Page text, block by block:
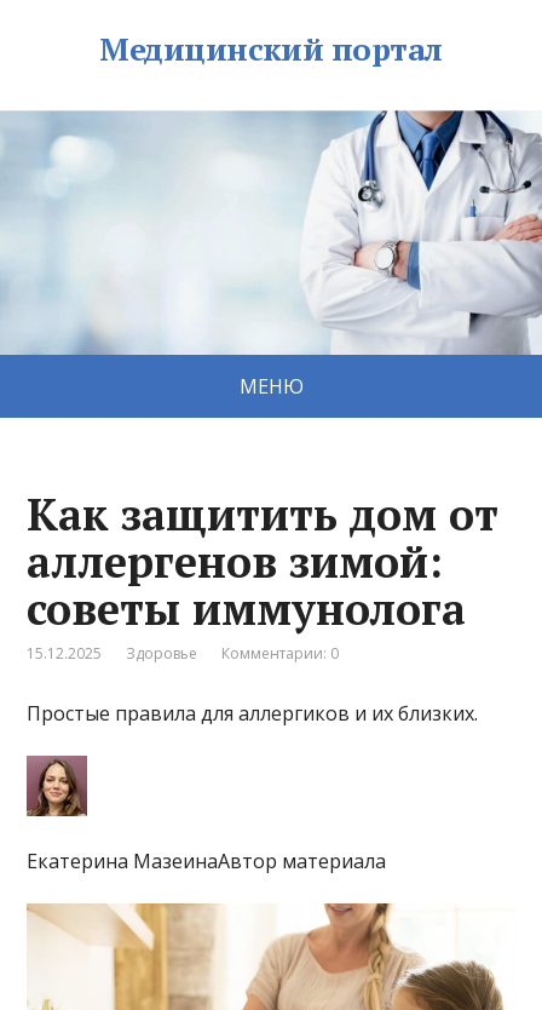
Медицинский портал
МЕНЮ
Как защитить дом от
аллергенов зимой:
советы иммунолога
15.12.2025 Здоровье Комментарии: 0
Простые правила для аллергиков и их близких.
Екатерина МазеинаАвтор материала